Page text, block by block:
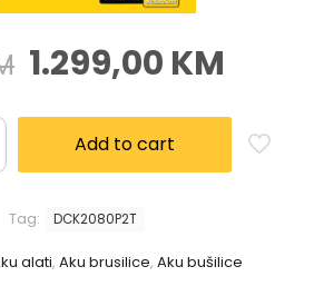
1.299,00 KM
Add to cart
alati, Aku brusilice, Aku bušilice
Tag: DCK2080P2T